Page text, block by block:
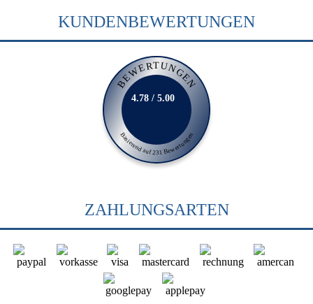
KUNDENBEWERTUNGEN
BEWERTUNGEN
Basierend auf 231 Bewertungen
4.78 / 5.00
ZAHLUNGSARTEN